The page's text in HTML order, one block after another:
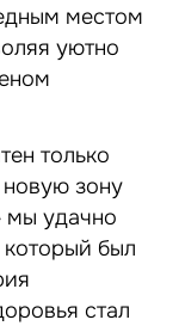
местом
уютно
только
зону
мы удачно
был
стал